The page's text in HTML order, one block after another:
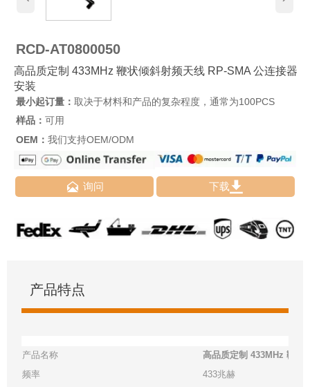
RCD-AT0800050
高品质定制 433MHz 鞭状倾斜射频天线 RP-SMA 公连接器
安装
最小起订量： 取决于材料和产品的复杂程度，通常为100PCS
样品： 可用
OEM： 我们支持OEM/ODM
 询问 下载
产品特点
产品名称
高品质定制 433MHz 鞭状
频率
433兆赫